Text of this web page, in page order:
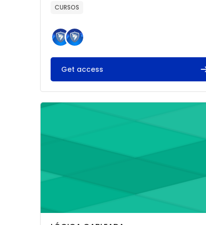
CURSOS
Get access
Imagen del curso LÓGICA CABLEADA